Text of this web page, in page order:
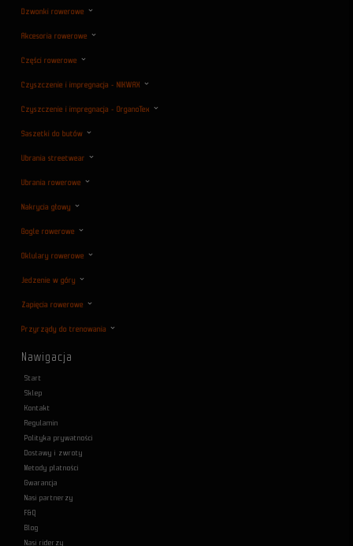
Dzwonki rowerowe
Akcesoria rowerowe
Części rowerowe
Czyszczenie i impregnacja - NIKWAX
Czyszczenie i impregnacja - OrganoTex
Saszetki do butów
Ubrania streetwear
Ubrania rowerowe
Nakrycia głowy
Gogle rowerowe
Oklulary rowerowe
Jedzenie w góry
Zapięcia rowerowe
Przyrządy do trenowania
Nawigacja
Start
Sklep
Kontakt
Regulamin
Polityka prywatności
Dostawy i zwroty
Metody płatności
Gwarancja
Nasi partnerzy
F&Q
Blog
Nasi riderzy